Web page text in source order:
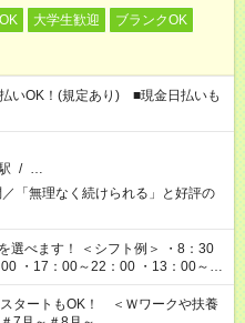
大学生歓迎
ブランクOK
いOK！(規定あり) ■現金日払いも
/ …
「無理なく続けられる」と好評の
・17：00～22：00 ・13：00～
など
スタートもOK！ ＜Ｗワークや扶養